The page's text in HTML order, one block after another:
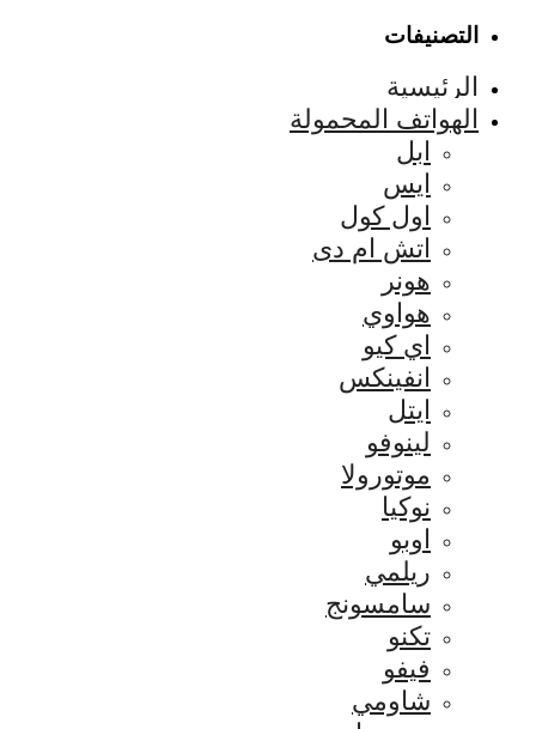
التصنيفات
الرئيسية
الهواتف المحمولة
ابل
ايس
اول كول
اتش ام دى
هونر
هواوي
اي كيو
انفينكس
ايتل
لينوفو
موتورولا
نوكيا
اوبو
ريلمي
سامسونج
تكنو
فيفو
شاومي